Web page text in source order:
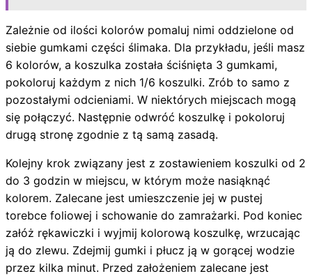
Zależnie od ilości kolorów pomaluj nimi oddzielone od
siebie gumkami części ślimaka. Dla przykładu, jeśli masz
6 kolorów, a koszulka została ściśnięta 3 gumkami,
pokoloruj każdym z nich 1/6 koszulki. Zrób to samo z
pozostałymi odcieniami. W niektórych miejscach mogą
się połączyć. Następnie odwróć koszulkę i pokoloruj
drugą stronę zgodnie z tą samą zasadą.
Kolejny krok związany jest z zostawieniem koszulki od 2
do 3 godzin w miejscu, w którym może nasiąknąć
kolorem. Zalecane jest umieszczenie jej w pustej
torebce foliowej i schowanie do zamrażarki. Pod koniec
załóż rękawiczki i wyjmij kolorową koszulkę, wrzucając
ją do zlewu. Zdejmij gumki i płucz ją w gorącej wodzie
przez kilka minut. Przed założeniem zalecane jest